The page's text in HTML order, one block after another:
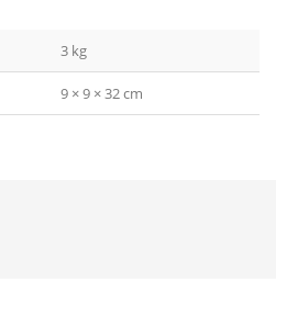
3 kg
9 × 9 × 32 cm